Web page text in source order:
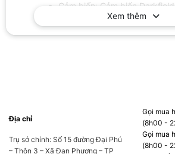
Cảm biến: Cảm biến Darkfield
Khoảng cách kết nối: 10m
Thời lượng pin: lên đến 70
Số nút: 6 nút
Xem thêm
Địa chỉ
Trụ sở chính: Số 15 đường Đại Phú
– Thôn 3 – Xã Đan Phượng – TP
Gọi mua
(8h00 -
Gọi mua
(8h00 -